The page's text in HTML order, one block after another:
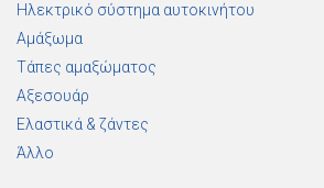
Ηλεκτρικό σύστημα αυτοκινήτου
Αμάξωμα
Τάπες αμαξώματος
Αξεσουάρ
Ελαστικά & ζάντες
Άλλο